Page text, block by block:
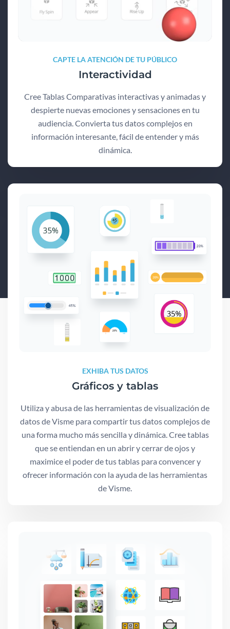
CAPTE LA ATENCIÓN DE TU PÚBLICO
Interactividad
Cree Tablas Comparativas interactivas y animadas y
despierte nuevas emociones y sensaciones en tu
audiencia. Convierta tus datos complejos en
información interesante, fácil de entender y más
dinámica.
EXHIBA TUS DATOS
Gráficos y tablas
Utiliza y abusa de las herramientas de visualización de
datos de Visme para compartir tus datos complejos de
una forma mucho más sencilla y dinámica. Cree tablas
que se entiendan en un abrir y cerrar de ojos y
maximice el poder de tus tablas para convencer y
ofrecer información con la ayuda de las herramientas
de Visme.